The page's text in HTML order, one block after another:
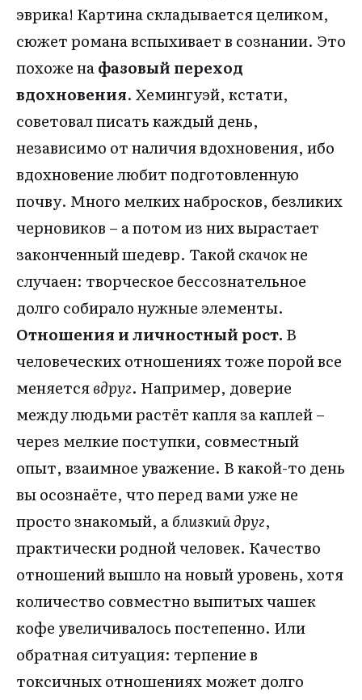
эврика! Картина складывается целиком,
сюжет романа вспыхивает в сознании. Это
похоже нафазовый переход
вдохновения. Хемингуэй, кстати,
советовал писать каждый день,
независимо от наличия вдохновения, ибо
вдохновение любит подготовленную
почву. Много мелких набросков, безликих
черновиков – а потом из них вырастает
законченный шедевр. Такойскачокне
случаен: творческое бессознательное
долго собирало нужные элементы.
Отношения и личностный рост. В
человеческих отношениях тоже порой все
меняетсявдруг. Например, доверие
между людьми растёт капля за каплей –
через мелкие поступки, совместный
опыт, взаимное уважение. В какой-то день
вы осознаёте, что перед вами уже не
просто знакомый, аблизкий друг,
практически родной человек. Качество
отношений вышло на новый уровень, хотя
количество совместно выпитых чашек
кофе увеличивалось постепенно. Или
обратная ситуация: терпение в
токсичных отношениях может долго